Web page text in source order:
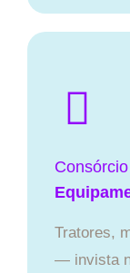
Tratores,
— invista